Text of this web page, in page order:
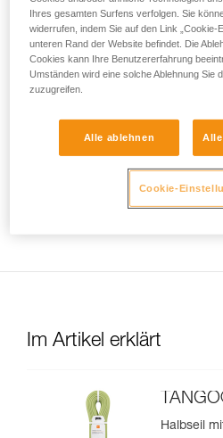
F = 8,5 kN
Sturzzahl vor dem Bruch: max. 2
des Halbseils zu trennen und
hintereinander zu clippen, um
reduzieren.
Achtung, dies bedeutet nicht,
einen harten Sturz im
Im Artikel erklärt
Halbseil
Ihres gesamten Surfens verfolgen. Sie
widerrufen, indem Sie auf den Link „Cookie-
unteren Rand der Website befindet. Die
Cookies kann Ihre Benutzererfahrung
Umständen wird eine solche Ablehnung Sie
zuzugreifen.
Alle ablehnen
Cookie-